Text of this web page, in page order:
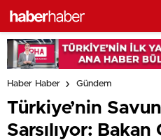
Haber Haber Gündem
Türkiye’nin
Sarsılıyor: